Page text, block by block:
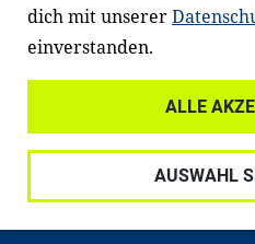
Facebook
Haftungsausschluss
dich mit unserer
einverstanden.
ALLE
AUSWAHL